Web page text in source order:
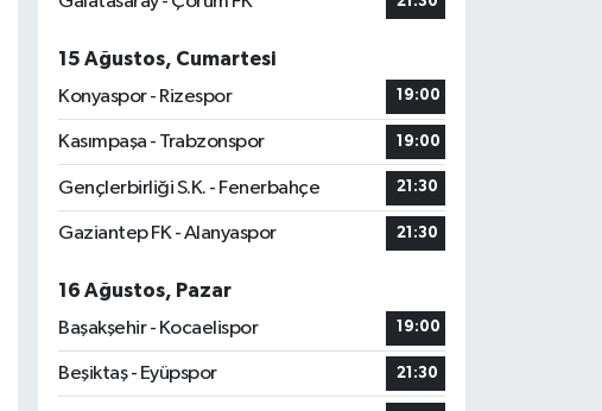
15 Ağustos, Cumartesi
Konyaspor - Rizespor
19:00
Kasımpaşa - Trabzonspor 19:00
Gençlerbirliği S.K. - Fenerbahçe 21:30
Gaziantep FK - Alanyaspor 21:30
16 Ağustos, Pazar
Başakşehir - Kocaelispor
19:00
Beşiktaş - Eyüpspor 21:30